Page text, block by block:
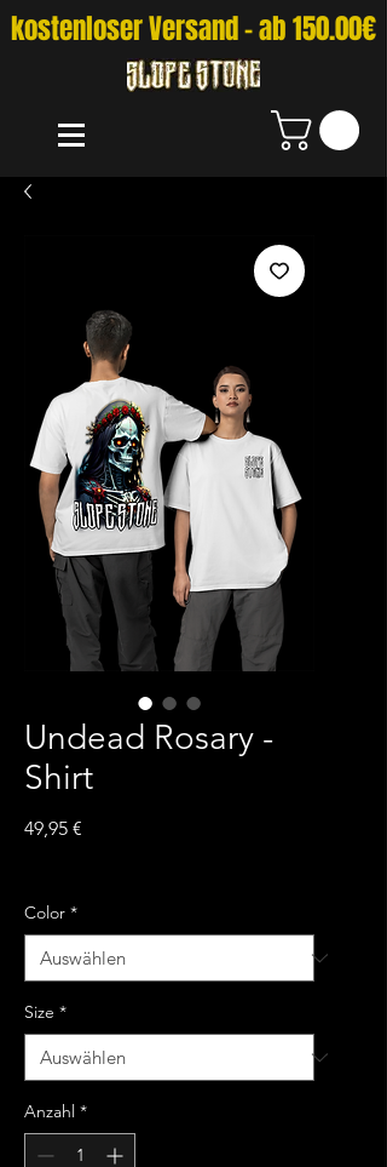
kostenloser Versand - ab 150.00€
Undead Rosary -
Shirt
49,95 €
Color *
Size *
Anzahl *